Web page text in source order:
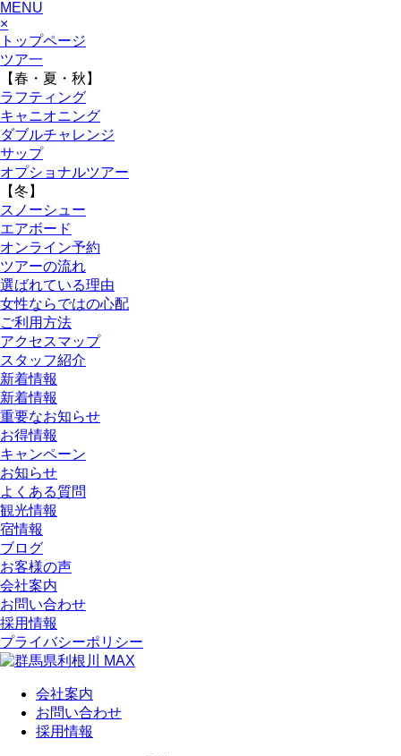
MENU
×
トップページ
ツア一
【春・夏・秋】
ラフティング
キャニオニング
ダブルチャレンジ
サップ
オプショナルツアー
【冬】
スノーシュー
エアボード
オンライン予約
ツアーの流れ
選ばれている理由
女性ならではの心配
ご利用方法
アクセスマップ
スタッフ紹介
新着情報
新着情報
重要なお知らせ
お得情報
キャンペーン
お知らせ
よくある質問
観光情報
宿情報
ブログ
お客様の声
会社案内
お問い合わせ
採用情報
プライバシーポリシー
会社案内
お問い合わせ
採用情報